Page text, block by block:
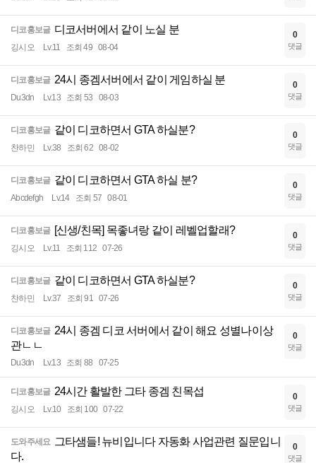
디코홍보글 디코서버에서 같이 노실 분
깅시오 Lv.11 조회 49 08-04
0
댓글
디코홍보글 24시 종겜서버에서 같이 게임하실 분
Du3dn Lv.13 조회 53 08-03
0
댓글
디코홍보글 같이 디코하면서 GTA 하실분?
찬하민 Lv.38 조회 62 08-02
0
댓글
디코홍보글 같이 디코하면서 GTA 하실 분?
Abcdefgh Lv.14 조회 57 08-01
0
댓글
디코홍보글 [신생/친목] 목좋녀랑 같이 레벨업할래?
깅시오 Lv.11 조회 112 07-26
0
댓글
디코홍보글 같이 디코하면서 GTA 하실분?
찬하민 Lv.37 조회 91 07-26
0
댓글
디코홍보글 24시 종겜 디코 서버에서 같이 해요 성별나이상
관ㄴㄴ
Du3dn Lv.13 조회 88 07-25
0
댓글
디코홍보글 24시간 활발한 그타 종겜 친목섭
깅시오 Lv.10 조회 100 07-22
0
댓글
도와주세요 그타샘들! 뉴비입니다 자동화 사업관련 질문입니
다.
0
댓글